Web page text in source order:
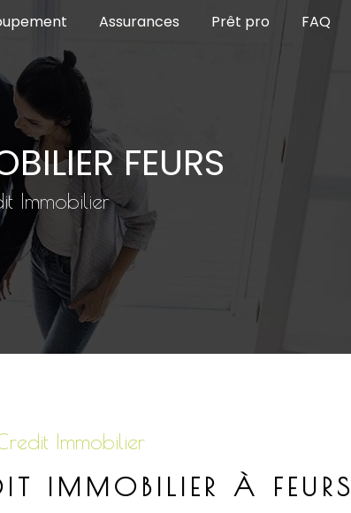
Assurances Prêt pro FAQ
FEURS
Immobilier
Immobilier
IMMOBILIER À FEURS